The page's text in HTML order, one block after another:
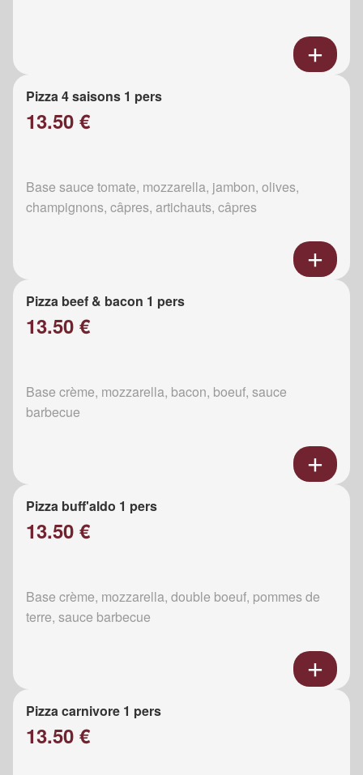
Pizza 4 saisons 1 pers
13.50 €
Base sauce tomate, mozzarella, jambon, olives,
champignons, câpres, artichauts, câpres
Pizza beef & bacon 1 pers
13.50 €
Base crème, mozzarella, bacon, boeuf, sauce
barbecue
Pizza buff'aldo 1 pers
13.50 €
Base crème, mozzarella, double boeuf, pommes de
terre, sauce barbecue
Pizza carnivore 1 pers
13.50 €